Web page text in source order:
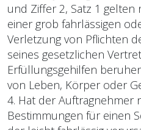
und Ziffer 2, Satz 1 gelten
einer grob fahrlässigen
Verletzung von Pflichten
seines gesetzlichen
Erfüllungsgehilfen
von Leben, Körper oder
4. Hat der Auftragnehmer
Bestimmungen für einen